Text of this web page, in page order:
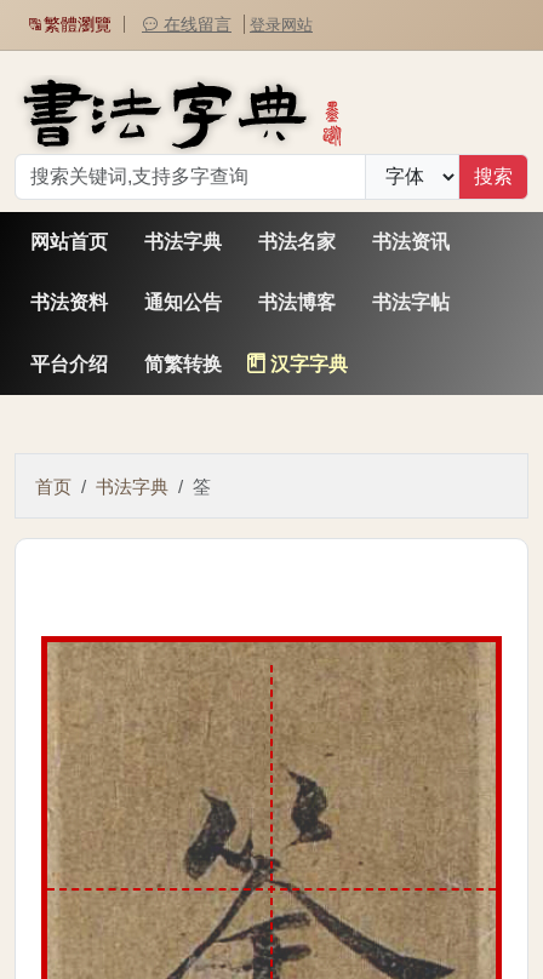
繁體瀏覽 在线留言 登录网站
网站首页 书法字典 书法名家 书法资讯
书法资料 通知公告 书法博客 书法字帖
平台介绍 简繁转换 汉字字典
首页 书法字典 筌